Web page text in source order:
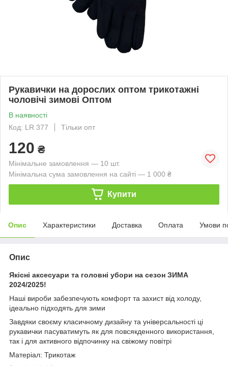
Рукавички на дорослих оптом трикотажні
чоловічі зимові Оптом
В наявності
Код: LR 377
Тільки опт
120 ₴
Мінімальне замовлення — 10 шт.
Мінімальна сума замовлення на сайті — 1 000 ₴
Купити
Опис Характеристики Доставка Оплата Умови
Опис
Якісні аксесуари та головні убори на сезон ЗИМА
2024/2025!
Наші вироби забезпечують комфорт та захист від холоду,
ідеально підходять для зими
Завдяки своєму класичному дизайну та універсальності ці
рукавички пасуватимуть як для повсякденного використання,
так і для активного відпочинку на свіжому повітрі
Матеріал: Трикотаж